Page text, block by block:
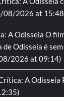
08/2026 at
A Odisseia O
Odisseia é
2026 at 09:14)
A Odisseia